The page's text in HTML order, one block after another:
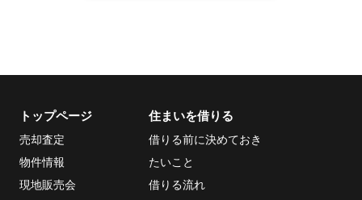
ム
当社について
会社概要
お問い合わせ
トップページ
売却査定
物件情報
現地販売会
住まいを借りる
借りる前に決めておき
たいこと
借りる流れ